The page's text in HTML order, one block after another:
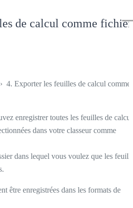
de calcul comme
4. Exporter les feuilles de calcul comme
enregistrer toutes les feuilles de calcul
dans votre classeur comme
dans lequel vous voulez que les
être enregistrées dans les formats de